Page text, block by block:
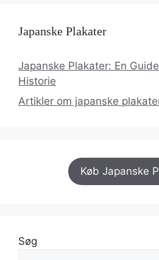
Japanske Plakater
Japanske Plakater: En
Historie
Artikler om japanske
Køb Japanske
Søg